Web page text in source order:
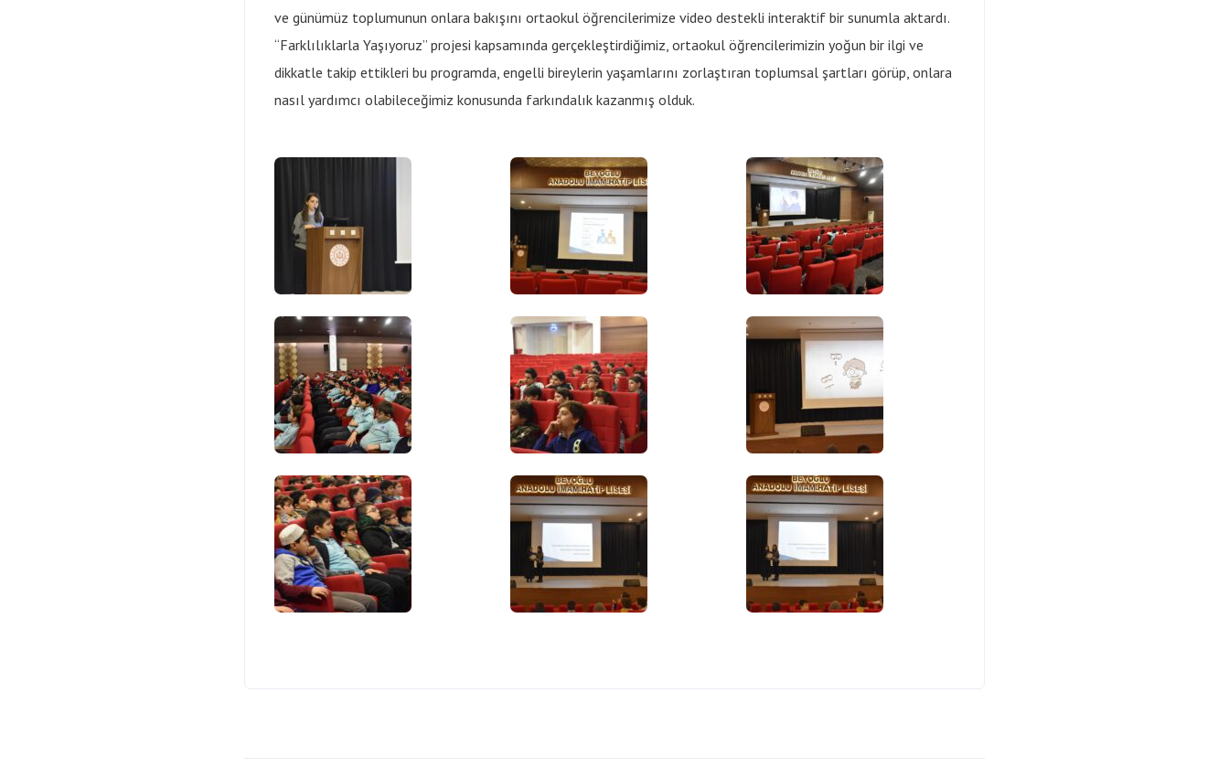
ve günümüz toplumunun onlara bakışını ortaokul öğrencilerimize video destekli interaktif bir sunumla aktardı.
“Farklılıklarla Yaşıyoruz” projesi kapsamında gerçekleştirdiğimiz, ortaokul öğrencilerimizin yoğun bir ilgi ve
dikkatle takip ettikleri bu programda, engelli bireylerin yaşamlarını zorlaştıran toplumsal şartları görüp, onlara
nasıl yardımcı olabileceğimiz konusunda farkındalık kazanmış olduk.
Bilgi
360° Sanal Tur
Tanıtım Filmi
E-Dergi
İletişim
Sütlüce - Beyoğlu
+90 212 210 24 13